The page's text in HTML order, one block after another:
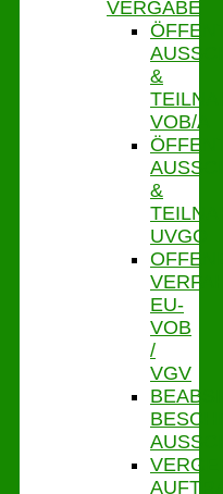
VERGABE
&
VOB/A
&
UVGO
OFFENE
EU-
VOB
/
VGV